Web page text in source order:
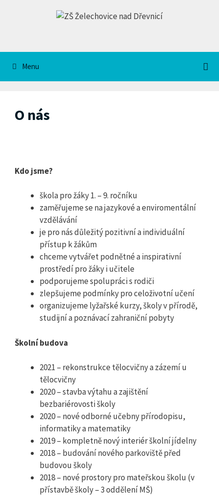
Menu
O nás
Kdo jsme?
škola pro žáky 1. – 9. ročníku
zaměřujeme se na jazykové a enviromentální
vzdělávání
je pro nás důležitý pozitivní a individuální
přístup k žákům
chceme vytvářet podnětné a inspirativní
prostředí pro žáky i učitele
podporujeme spolupráci s rodiči
zlepšujeme podmínky pro celoživotní učení
organizujeme lyžařské kurzy, školy v přírodě,
studijní a poznávací zahraniční pobyty
Školní budova
2021 – rekonstrukce tělocvičny a zázemí u
tělocvičny
2020 – stavba výtahu a zajištění
bezbariérovosti školy
2020 – nové odborné učebny přírodopisu,
informatiky a matematiky
2019 – kompletně nový interiér školní jídelny
2018 – budování nového parkoviště před
budovou školy
2018 – nové prostory pro mateřskou školu (v
přístavbě školy – 3 oddělení MŠ)